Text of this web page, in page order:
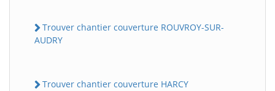
Trouver chantier couverture ROUVROY-SUR-
AUDRY
Trouver chantier couverture HARCY
BatiWebPro